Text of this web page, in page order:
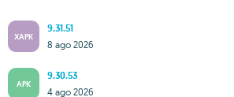
XAPK
9.31.51
8 ago 2026
APK
9.30.53
4 ago 2026